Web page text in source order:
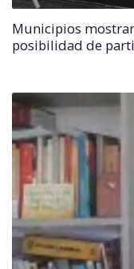
Municipios
posibilidad de